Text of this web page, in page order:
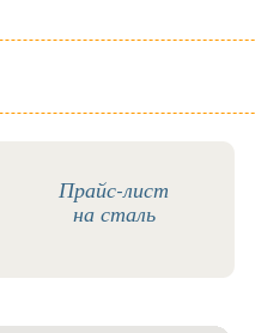
Прайс-лист
на сталь